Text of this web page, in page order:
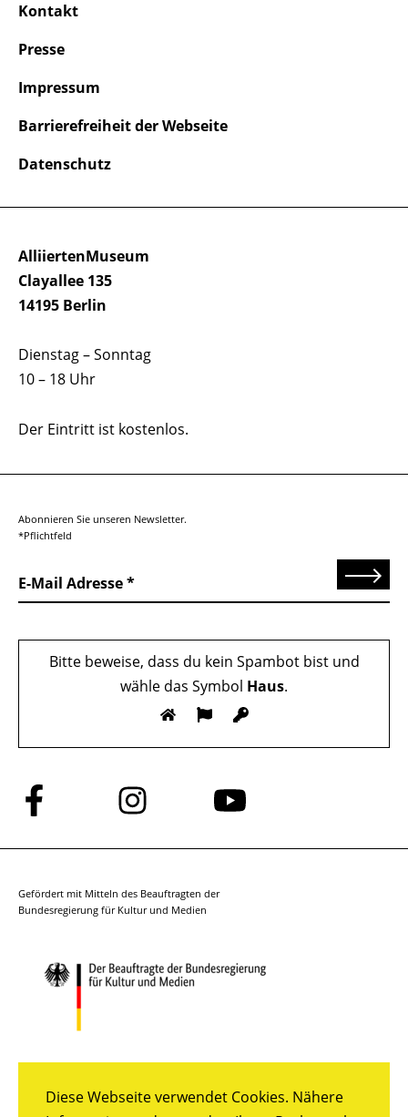
Diese Webseite verwendet Cookies. Nähere
AlliiertenMuseum
Clayallee 135
14195 Berlin
Dienstag – Sonntag
10 – 18 Uhr
Der Eintritt ist kostenlos.
Kontakt
Presse
Impressum
Barrierefreiheit der Webseite
Datenschutz
Abonnieren Sie unseren Newsletter.
*Pflichtfeld
E-Mail Adresse Senden
Bitte beweise, dass du kein Spambot bist und
wähle das Symbol Haus.
Folge
uns
auf
Folge
uns
auf
Folge
auf
Gefördert mit Mitteln des Beauftragten der
Bundesregierung für Kultur und Medien